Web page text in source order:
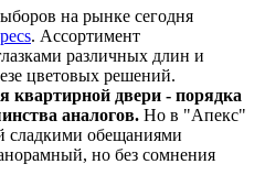
на рынке сегодня
. Ассортимент
различных длин и
цветовых решений.
квартирной двери - порядка
аналогов. Но в "Апекс"
сладкими обещаниями
но без сомнения